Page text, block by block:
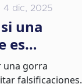
4 dic, 2025
una
es
una gorra
falsificaciones.